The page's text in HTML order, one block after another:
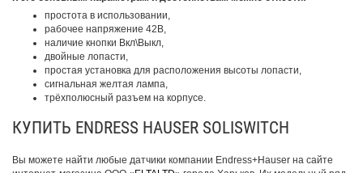
простота в использовании,
рабочее напряжение 42В,
наличие кнопки Вкл\Выкл,
двойные лопасти,
простая установка для расположения высоты лопасти,
сигнальная желтая лампа,
трёхполюсный разъем на корпусе.
КУПИТЬ ENDRESS HAUSER SOLISWITCH
Вы можете найти любые датчики компании Endress+Hauser на сайте